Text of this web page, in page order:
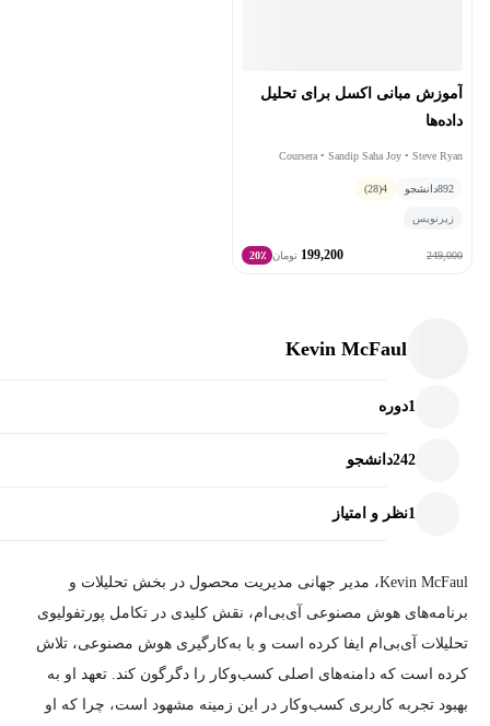
آموزش مبانی اکسل برای تحلیل
داده‌ها
Coursera • Sandip Saha Joy • Steve Ryan
892دانشجو 4
(28)
زیرنویس
249,000
199,200 تومان 20٪
Kevin McFaul
1دوره
242دانشجو
1نظر و امتیاز
Kevin McFaul، مدیر جهانی مدیریت محصول در بخش تحلیلات و
برنامه‌های هوش مصنوعی آی‌بی‌ام، نقش کلیدی در تکامل پورتفولیوی
تحلیلات آی‌بی‌ام ایفا کرده است و با به‌کارگیری هوش مصنوعی، تلاش
کرده است که دامنه‌های اصلی کسب‌وکار را دگرگون کند. تعهد او به
بهبود تجربه کاربری کسب‌وکار در این زمینه مشهود است، چرا که او